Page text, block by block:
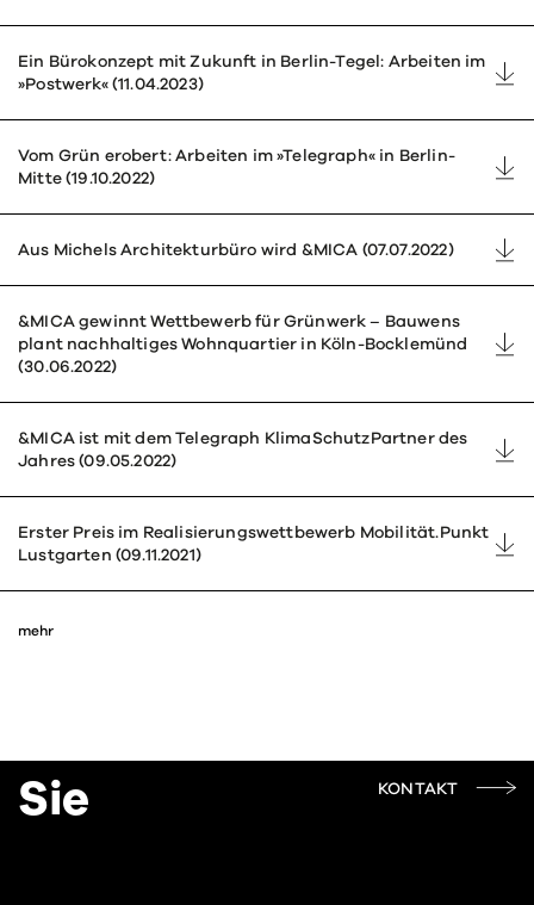
Ein Büro­kon­zept mit Zukunft in Berlin-Tegel: Arbeiten im
»Post­werk« (11.04.2023)
Vom Grün erobert: Arbeiten im »Tele­graph« in Berlin-
Mitte (19.10.2022)
Aus Michels Archi­tek­turbüro wird &MICA (07.07.2022)
&MICA gewinnt Wett­be­werb für Grün­werk – Bauwens
plant nachhal­tiges Wohn­quar­tier in Köln-Bock­le­münd
(30.06.2022)
&MICA ist mit dem Tele­graph Klima­Schutz­Partner des
Jahres (09.05.2022)
Erster Preis im Reali­sie­rungs­wett­bewerb Mobi­lität.Punkt
Lust­garten (09.11.2021)
mehr
Sie KONTAKT